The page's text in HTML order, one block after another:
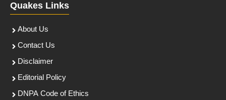
Quakes Links
About Us
Contact Us
Disclaimer
Editorial Policy
DNPA Code of Ethics